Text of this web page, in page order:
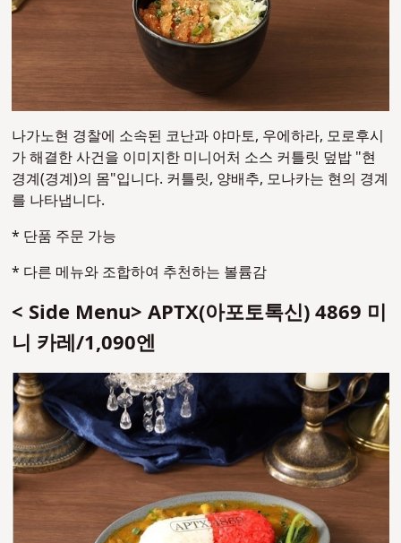
나가노현 경찰에 소속된 코난과 야마토, 우에하라, 모로후시
가 해결한 사건을 이미지한 미니어처 소스 커틀릿 덮밥 "현
경계(경계)의 몸"입니다. 커틀릿, 양배추, 모나카는 현의 경계
를 나타냅니다.
* 단품 주문 가능
* 다른 메뉴와 조합하여 추천하는 볼륨감
< Side Menu> APTX(아포토톡신) 4869 미
니 카레/1,090엔